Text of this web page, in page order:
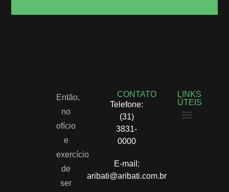
Então,
no
ofício
e
exercício
de
ser
CONTATO
Telefone:
(31)
3831-
0000
E-mail:
aribati@aribati.com.br
LINKS
ÚTEIS